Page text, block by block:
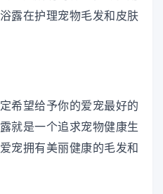
露在护理宠物毛发和皮肤
希望给予你的爱宠最好的
就是一个追求宠物健康生
宠拥有美丽健康的毛发和